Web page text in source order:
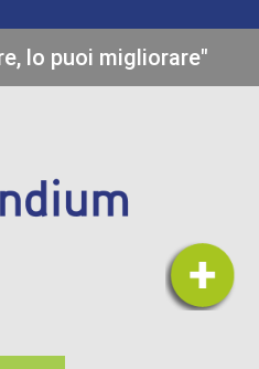
lo puoi migliorare"